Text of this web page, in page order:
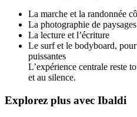
La marche et la randonnée
La photographie de
La lecture et l’écriture
Le surf et le bodyboard,
puissantes
L’expérience centrale reste
et au silence.
Explorez plus avec Ibaldi